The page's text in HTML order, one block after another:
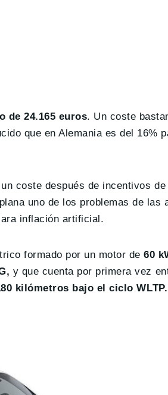
de 24.165 euros. Un coste
que en Alemania es del 16%
coste después de incentivos
uno de los problemas de las
inflación artificial.
formado por un motor de60
y que cuenta por primera vez
kilómetros bajo el ciclo WLTP.